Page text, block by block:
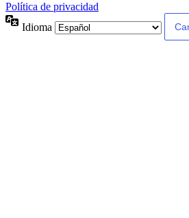
Política de privacidad
Idioma